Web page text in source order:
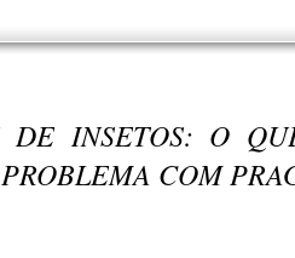
DE INSETOS: O
COM